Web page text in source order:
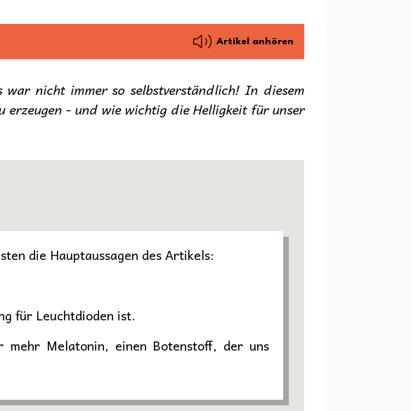
Artikel anhören
nicht immer so selbstverständlich! In diesem
- und wie wichtig die Helligkeit für unser
die Hauptaussagen des Artikels:
für Leuchtdioden ist.
Melatonin, einen Botenstoff, der uns